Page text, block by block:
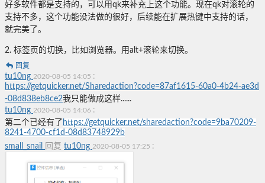
好多软件都是支持的，可以用qk来补充上这个功能。现在qk对滚轮的
支持不多，这个功能没法做的很好，后续能在扩展热键中支持的话，
就完美了。
2. 标签页的切换，比如浏览器。用alt+滚轮来切换。
回复
tu10ng 2020-08-05 14:05 :
https://getquicker.net/Sharedaction?code=87af1615-60a0-4b24-ae3d
-08d838eb8ce2我只能做成这样......
tu10ng 2020-08-05 14:06 :
第二个已经有了 https://getquicker.net/sharedaction?code=9ba70209-
8241-4700-cf1d-08d83748929b
small_snail
回复 tu10ng 2020-08-05 17:25 :